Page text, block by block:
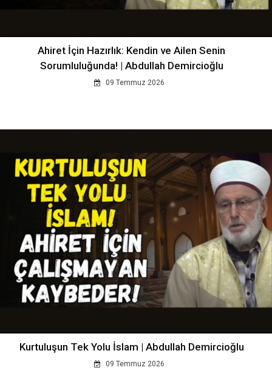
Ahiret İçin Hazırlık: Kendin ve Ailen Senin
Sorumluluğunda! | Abdullah Demircioğlu
09 Temmuz 2026
Kurtuluşun Tek Yolu İslam | Abdullah Demircioğlu
09 Temmuz 2026